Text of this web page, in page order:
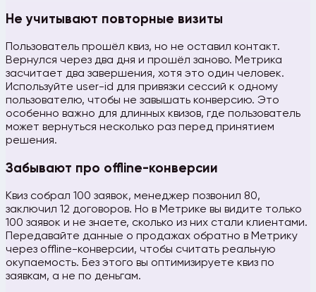
Не учитывают повторные визиты
Пользователь прошёл квиз, но не оставил контакт.
Вернулся через два дня и прошёл заново. Метрика
засчитает два завершения, хотя это один человек.
Используйте user-id для привязки сессий к одному
пользователю, чтобы не завышать конверсию. Это
особенно важно для длинных квизов, где пользователь
может вернуться несколько раз перед принятием
решения.
Забывают про offline-конверсии
Квиз собрал 100 заявок, менеджер позвонил 80,
заключил 12 договоров. Но в Метрике вы видите только
100 заявок и не знаете, сколько из них стали клиентами.
Передавайте данные о продажах обратно в Метрику
через offline-конверсии, чтобы считать реальную
окупаемость. Без этого вы оптимизируете квиз по
заявкам, а не по деньгам.